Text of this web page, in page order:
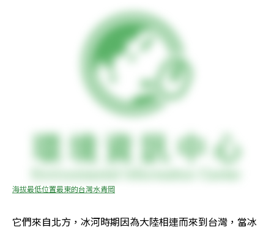
海拔最低位置最東的台灣水青岡
它們來自北方，冰河時期因為大陸相連而來到台灣，當冰